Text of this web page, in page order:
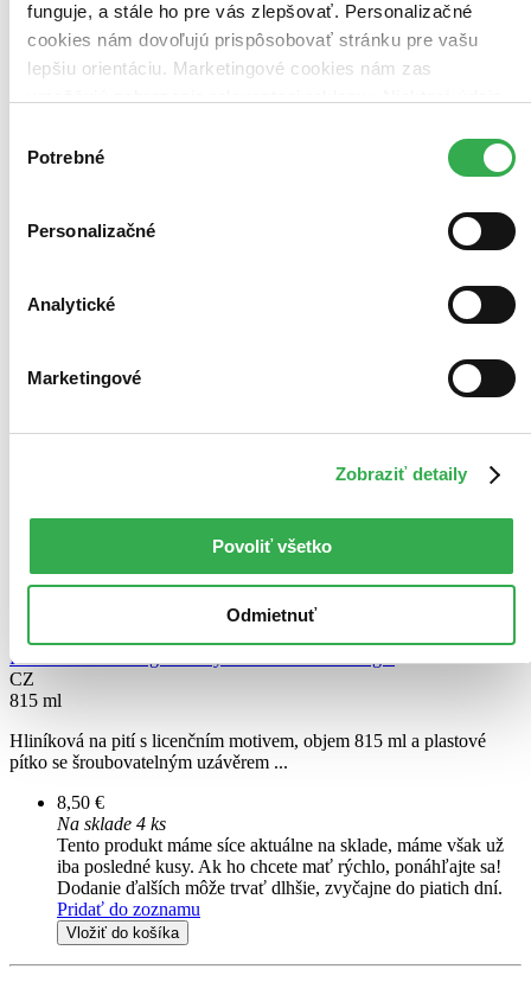
funguje, a stále ho pre vás zlepšovať. Personalizačné
cookies nám dovoľujú prispôsobovať stránku pre vašu
lepšiu orientáciu. Marketingové cookies nám zas
keby sme mohli používať všetky tieto cookies. Ďakujeme!
súhlasu
Potrebné
Personalizačné
Analytické
Marketingové
Zobraziť detaily
Povoliť všetko
Odmietnuť
Vložiť do košíka
Hliníková fľaša vegas Harry Potter - Golden Magic
CZ
815 ml
Hliníková na pití s licenčním motivem, objem 815 ml a plastové
pítko se šroubovatelným uzávěrem ...
8,50 €
Na sklade 4 ks
Tento produkt máme síce aktuálne na sklade, máme však už
iba posledné kusy. Ak ho chcete mať rýchlo, ponáhľajte sa!
Dodanie ďalších môže trvať dlhšie, zvyčajne do piatich dní.
Pridať do zoznamu
Vložiť do košíka